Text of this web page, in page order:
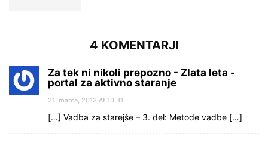
4 KOMENTARJI
Za tek ni nikoli prepozno - Zlata leta -
portal za aktivno staranje
21. marca, 2013 At 10.31
[…] Vadba za starejše – 3. del: Metode vadbe […]